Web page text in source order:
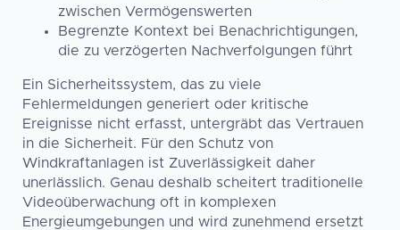
zwischen Vermögenswerten
Begrenzte Kontext bei Benachrichtigungen,
die zu verzögerten Nachverfolgungen führt
Ein Sicherheitssystem, das zu viele
Fehlermeldungen generiert oder kritische
Ereignisse nicht erfasst, untergräbt das Vertrauen
in die Sicherheit. Für den Schutz von
Windkraftanlagen ist Zuverlässigkeit daher
unerlässlich. Genau deshalb scheitert traditionelle
Videoüberwachung oft in komplexen
Energieumgebungen und wird zunehmend ersetzt